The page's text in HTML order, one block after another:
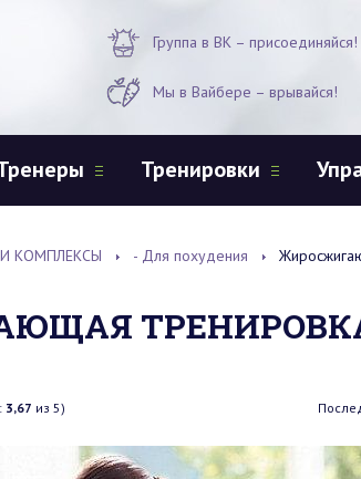
Группа в ВК – присоединяйся!
Мы в Вайбере – врывайся!
Тренировки
КОМПЛЕКСЫ - Для похудения
3,67 из 5)